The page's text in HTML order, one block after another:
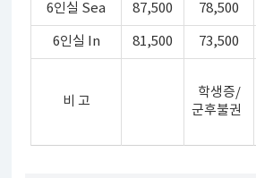
6인실 Sea 87,500 78,500
6인실 In 81,500 73,500
비 고
학생증/
군후불권